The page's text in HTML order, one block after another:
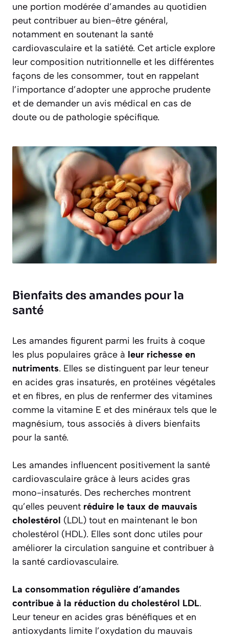
une portion modérée d’amandes au quotidien
peut contribuer au bien-être général,
notamment en soutenant la santé
cardiovasculaire et la satiété. Cet article explore
leur composition nutritionnelle et les différentes
façons de les consommer, tout en rappelant
l’importance d’adopter une approche prudente
et de demander un avis médical en cas de
doute ou de pathologie spécifique.
Bienfaits des amandes pour la
santé
Les amandes figurent parmi les fruits à coque
les plus populaires grâce à leur richesse en
nutriments. Elles se distinguent par leur teneur
en acides gras insaturés, en protéines végétales
et en fibres, en plus de renfermer des vitamines
comme la vitamine E et des minéraux tels que le
magnésium, tous associés à divers bienfaits
pour la santé.
Les amandes influencent positivement la santé
cardiovasculaire grâce à leurs acides gras
mono-insaturés. Des recherches montrent
qu’elles peuvent réduire le taux de mauvais
cholestérol (LDL) tout en maintenant le bon
cholestérol (HDL). Elles sont donc utiles pour
améliorer la circulation sanguine et contribuer à
la santé cardiovasculaire.
La consommation régulière d’amandes
contribue à la réduction du cholestérol LDL.
Leur teneur en acides gras bénéfiques et en
antioxydants limite l’oxydation du mauvais